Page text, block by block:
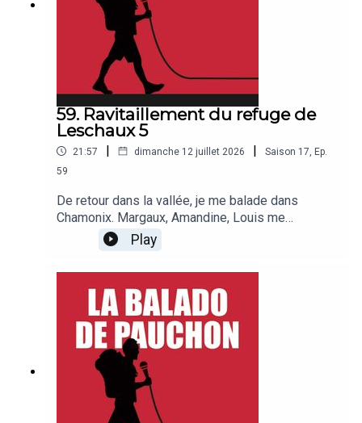
59. Ravitaillement du refuge de
Leschaux 5
21:57 | dimanche 12 juillet 2026 | Saison 17 Ep.
59
De retour dans la vallée, je me balade dans
Chamonix. Margaux, Amandine, Louis me
racontent leur histoire et je rencontre Armand
Comte, 90 ans, ancien instituteur et guide, qui a
jeune. Bonne balado !
Play